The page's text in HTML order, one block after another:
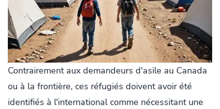
Contrairement aux demandeurs d'asile au Canada
ou à la frontière, ces réfugiés doivent avoir été
identifiés à l'international comme nécessitant une